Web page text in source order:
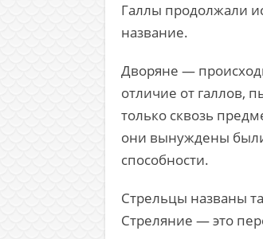
Галлы продолжали
название.
Дворяне —
отличие от галлов,
только сквозь
они вынуждены были
способности.
Стрельцы названы
Стреляние — это